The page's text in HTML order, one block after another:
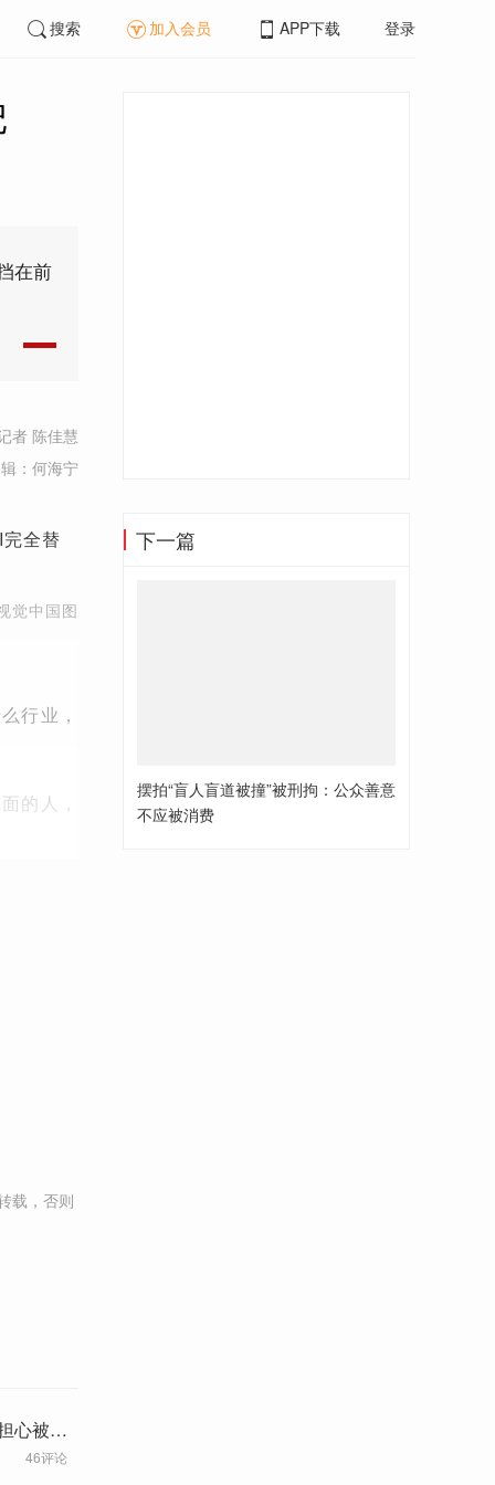
搜索 加入会员 APP下载 登录
在前
者 陈佳慧
：何海宁
觉中国图
行业，
的人，
载，否则
心被淘
46评论
下一篇
摆拍“盲人盲道被撞”被刑拘：公众善意
不应被消费